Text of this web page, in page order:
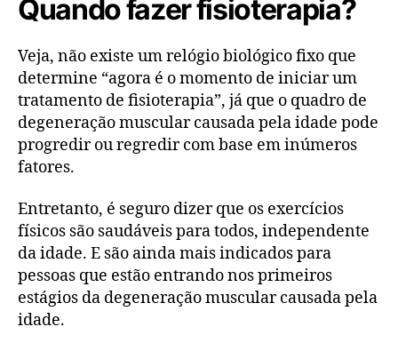
Quando fazer fisioterapia?
Veja, não existe um relógio biológico fixo que
determine “agora é o momento de iniciar um
tratamento de fisioterapia”, já que o quadro de
degeneração muscular causada pela idade pode
progredir ou regredir com base em inúmeros
fatores.
Entretanto, é seguro dizer que os exercícios
físicos são saudáveis para todos, independente
da idade. E são ainda mais indicados para
pessoas que estão entrando nos primeiros
estágios da degeneração muscular causada pela
idade.